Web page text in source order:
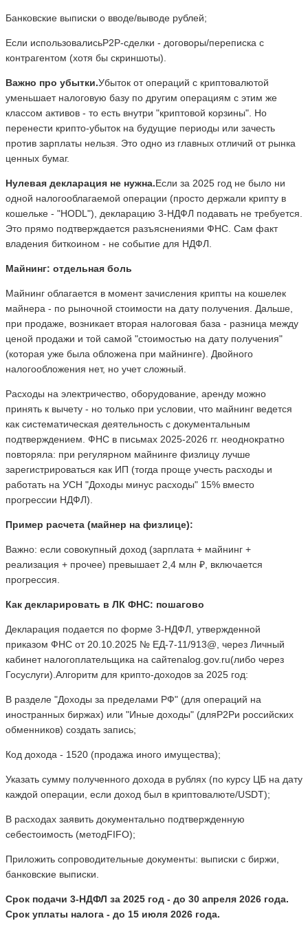
Банковские выписки о вводе/выводе рублей;
Если использовалисьP2P-сделки - договоры/переписка с
контрагентом (хотя бы скриншоты).
Важно про убытки.Убыток от операций с криптовалютой
уменьшает налоговую базу по другим операциям с этим же
классом активов - то есть внутри "криптовой корзины". Но
перенести крипто-убыток на будущие периоды или зачесть
против зарплаты нельзя. Это одно из главных отличий от рынка
ценных бумаг.
Нулевая декларация не нужна.Если за 2025 год не было ни
одной налогооблагаемой операции (просто держали крипту в
кошельке - "HODL"), декларацию 3-НДФЛ подавать не требуется.
Это прямо подтверждается разъяснениями ФНС. Сам факт
владения биткоином - не событие для НДФЛ.
Майнинг: отдельная боль
Майнинг облагается в момент зачисления крипты на кошелек
майнера - по рыночной стоимости на дату получения. Дальше,
при продаже, возникает вторая налоговая база - разница между
ценой продажи и той самой "стоимостью на дату получения"
(которая уже была обложена при майнинге). Двойного
налогообложения нет, но учет сложный.
Расходы на электричество, оборудование, аренду можно
принять к вычету - но только при условии, что майнинг ведется
как систематическая деятельность с документальным
подтверждением. ФНС в письмах 2025-2026 гг. неоднократно
повторяла: при регулярном майнинге физлицу лучше
зарегистрироваться как ИП (тогда проще учесть расходы и
работать на УСН "Доходы минус расходы" 15% вместо
прогрессии НДФЛ).
Пример расчета (майнер на физлице):
Важно: если совокупный доход (зарплата + майнинг +
реализация + прочее) превышает 2,4 млн ₽, включается
прогрессия.
Как декларировать в ЛК ФНС: пошагово
Декларация подается по форме 3-НДФЛ, утвержденной
приказом ФНС от 20.10.2025 № ЕД-7-11/913@, через Личный
кабинет налогоплательщика на сайтеnalog.gov.ru(либо через
Госуслуги).Алгоритм для крипто-доходов за 2025 год:
В разделе "Доходы за пределами РФ" (для операций на
иностранных биржах) или "Иные доходы" (дляP2Pи российских
обменников) создать запись;
Код дохода - 1520 (продажа иного имущества);
Указать сумму полученного дохода в рублях (по курсу ЦБ на дату
каждой операции, если доход был в криптовалюте/USDT);
В расходах заявить документально подтвержденную
себестоимость (методFIFO);
Приложить сопроводительные документы: выписки с биржи,
банковские выписки.
Срок подачи 3-НДФЛ за 2025 год - до 30 апреля 2026 года.
Срок уплаты налога - до 15 июля 2026 года.